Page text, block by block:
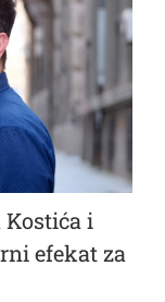
i
efekat za